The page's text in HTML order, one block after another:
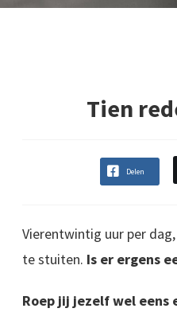
Tien
Delen
Vierentwintig uur per
te stuiten. Is er ergens
Roep jij jezelf wel eens